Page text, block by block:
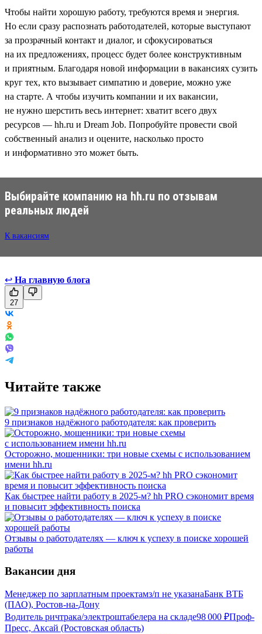
Чтобы найти хорошую работу, требуются время и энергия.
Но если сразу распознать работодателей, которые выступают
за прозрачный контакт и диалог, и сфокусироваться
на их предложениях, процесс будет более конструктивным
и приятным. Благодаря новой информации в вакансиях сузить
круг тех, кто вызывает симпатию и доверие, можно уже
на старте. А чтобы изучить компании и их вакансии,
не нужно шерстить весь интернет: хватит всего двух
ресурсов — hh.ru и Dream Job. Попробуйте провести свой
собственный анализ и оцените, насколько просто
и информативно это может быть.
Выбирайте компанию на hh.ru по отзывам
реальных людей
К вакансиям
↩ На главную блога
27
Читайте также
9 признаков надёжного работодателя: как проверить
Осторожно, мошенники: три новые схемы с использованием
имени hh.ru
Как быстрее найти работу в 2025-м? hh PRO сэкономит время
и повысит эффективность поиска
Отзывы о работодателях — ключ к успеху в поиске хорошей
работы
Вакансии дня
Менеджер по зарплатным проектамз/п не указанаБанк ВТБ
(ПАО), Ростов-на-Дону
Водитель ричтрака/электроштабелера на складе98 000 ₽Проф-
Пресс, Аксай (Ростовская область)